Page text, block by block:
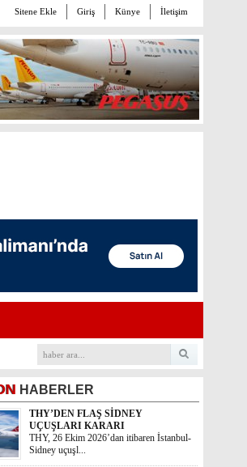
Sitene Ekle Giriş Künye İletişim
HABERLER
THY’DEN FLAŞ SİDNEY
UÇUŞLARI KARARI
THY, 26 Ekim 2026’dan itibaren İstanbul-
Sidney uçuşl...